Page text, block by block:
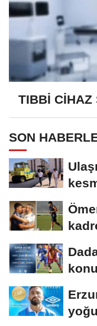
TIBBİ CİHAZ
SON